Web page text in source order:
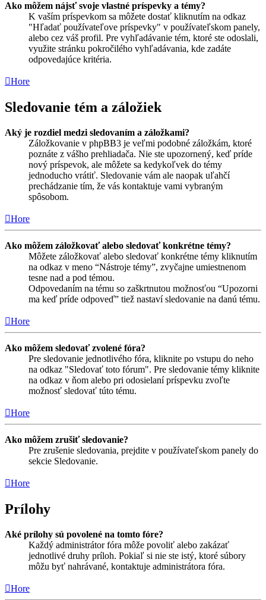
Ako môžem nájsť svoje vlastné príspevky a témy?
K vaším príspevkom sa môžete dostať kliknutím na odkaz
"Hľadať používateľove príspevky" v používateľskom panely,
alebo cez váš profil. Pre vyhľadávanie tém, ktoré ste odoslali,
využite stránku pokročilého vyhľadávania, kde zadáte
odpovedajúce kritéria.
Hore
Sledovanie tém a záložiek
Aký je rozdiel medzi sledovaním a záložkami?
Záložkovanie v phpBB3 je veľmi podobné záložkám, ktoré
poznáte z vášho prehliadača. Nie ste upozornený, keď príde
nový príspevok, ale môžete sa kedykoľvek do témy
jednoducho vrátiť. Sledovanie vám ale naopak uľahčí
prechádzanie tím, že vás kontaktuje vami vybraným
spôsobom.
Hore
Ako môžem záložkovať alebo sledovať konkrétne témy?
Môžete záložkovať alebo sledovať konkrétne témy kliknutím
na odkaz v meno “Nástroje témy”, zvyčajne umiestnenom
tesne nad a pod témou.
Odpovedaním na tému so zaškrtnutou možnosťou “Upozorni
ma keď príde odpoveď” tiež nastaví sledovanie na danú tému.
Hore
Ako môžem sledovať zvolené fóra?
Pre sledovanie jednotlivého fóra, kliknite po vstupu do neho
na odkaz "Sledovať toto fórum". Pre sledovanie témy kliknite
na odkaz v ňom alebo pri odosielaní príspevku zvoľte
možnosť sledovať túto tému.
Hore
Ako môžem zrušiť sledovanie?
Pre zrušenie sledovania, prejdite v používateľskom panely do
sekcie Sledovanie.
Hore
Prílohy
Aké prílohy sú povolené na tomto fóre?
Každý administrátor fóra môže povoliť alebo zakázať
jednotlivé druhy príloh. Pokiaľ si nie ste istý, ktoré súbory
môžu byť nahrávané, kontaktuje administrátora fóra.
Hore